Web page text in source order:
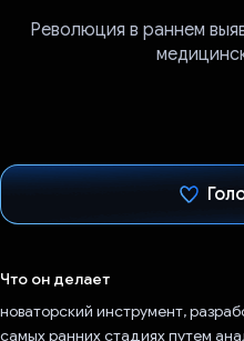
Революция в раннем
Что он делает
новаторский инструмент,
самых ранних стадиях путем